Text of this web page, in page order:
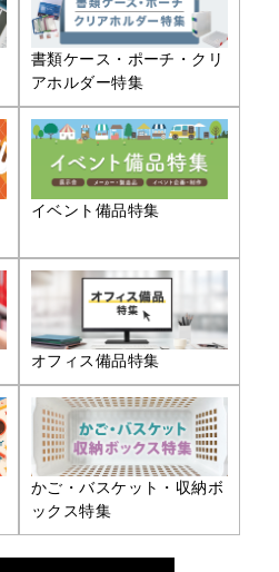
書類ケース・ポーチ・クリ
アホルダー特集
イベント備品特集
オフィス備品特集
かご・バスケット・収納ボ
ックス特集